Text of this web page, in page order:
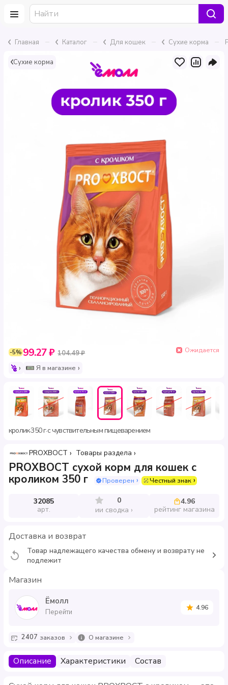
Главная – Каталог – Для кошек – Сухие корма –
Сухие корма
-5% 99.27 ₽ 104.49 ₽
Ожидается
Я в магазине
кролик·350 г·с чувствительным пищеварением
PROХВОСТ Товары раздела
PROХВОСТ сухой корм для кошек с
кроликом 350 г
Проверен Честный знак
32085
арт.
0
ии сводка
4.96
рейтинг магазина
Доставка и возврат
Товар надлежащего качества обмену и возврату не
подлежит
Магазин
Ёмолл
Перейти 4.96
2407 заказов О магазине
Описание Характеристики Состав